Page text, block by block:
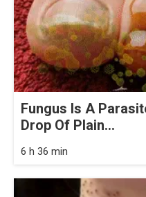
Fungus Is A
Drop Of Plain...
6 h 36 min